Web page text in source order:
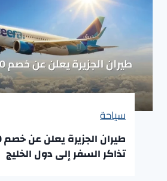
سياحة
تذاكر السفر إلى دول الخليج